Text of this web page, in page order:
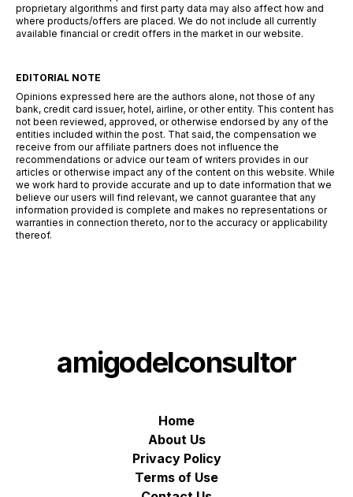
proprietary algorithms and first party data may also affect how and
where products/offers are placed. We do not include all currently
available financial or credit offers in the market in our website.
EDITORIAL NOTE
Opinions expressed here are the authors alone, not those of any
bank, credit card issuer, hotel, airline, or other entity. This content has
not been reviewed, approved, or otherwise endorsed by any of the
entities included within the post. That said, the compensation we
receive from our affiliate partners does not influence the
recommendations or advice our team of writers provides in our
articles or otherwise impact any of the content on this website. While
we work hard to provide accurate and up to date information that we
believe our users will find relevant, we cannot guarantee that any
information provided is complete and makes no representations or
warranties in connection thereto, nor to the accuracy or applicability
thereof.
amigodelconsultor
Home
About Us
Privacy Policy
Terms of Use